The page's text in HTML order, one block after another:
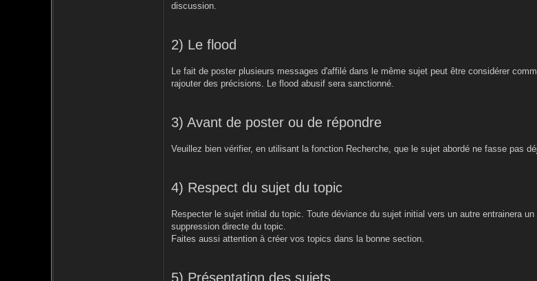
discussion.
2) Le flood
Le fait de poster plusieurs messages d'affilé dans le même sujet peut être considérer
rajouter des précisions. Le flood abusif sera sanctionné.
3) Avant de poster ou de répondre
Veuillez bien vérifier, en utilisant la fonction Recherche, que le sujet abordé ne fasse pas
4) Respect du sujet du topic
Respecter le sujet initial du topic. Toute déviance du sujet initial vers un autre entrainera
suppression directe du topic.
Faites aussi attention à créer vos topics dans la bonne section.
5) Présentation des sujets